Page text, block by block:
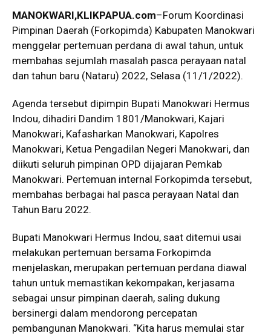
MANOKWARI,KLIKPAPUA.com–Forum Koordinasi
Pimpinan Daerah (Forkopimda) Kabupaten Manokwari
menggelar pertemuan perdana di awal tahun, untuk
membahas sejumlah masalah pasca perayaan natal
dan tahun baru (Nataru) 2022, Selasa (11/1/2022).
Agenda tersebut dipimpin Bupati Manokwari Hermus
Indou, dihadiri Dandim 1801/Manokwari, Kajari
Manokwari, Kafasharkan Manokwari, Kapolres
Manokwari, Ketua Pengadilan Negeri Manokwari, dan
diikuti seluruh pimpinan OPD dijajaran Pemkab
Manokwari. Pertemuan internal Forkopimda tersebut,
membahas berbagai hal pasca perayaan Natal dan
Tahun Baru 2022.
Bupati Manokwari Hermus Indou, saat ditemui usai
melakukan pertemuan bersama Forkopimda
menjelaskan, merupakan pertemuan perdana diawal
tahun untuk memastikan kekompakan, kerjasama
sebagai unsur pimpinan daerah, saling dukung
bersinergi dalam mendorong percepatan
pembangunan Manokwari. “Kita harus memulai star